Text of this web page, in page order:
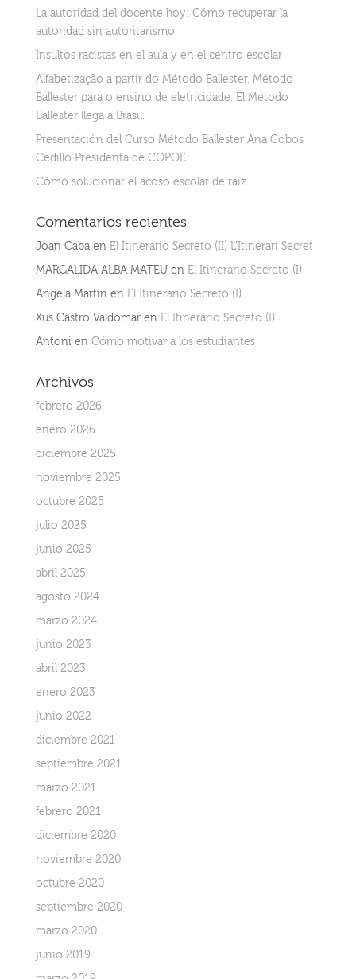
La autoridad del docente hoy: Cómo recuperar la
autoridad sin autoritarismo
Insultos racistas en el aula y en el centro escolar
Alfabetização a partir do Método Ballester. Método
Ballester para o ensino de eletricidade. El Método
Ballester llega a Brasil.
Presentación del Curso Método Ballester Ana Cobos
Cedillo Presidenta de COPOE
Cómo solucionar el acoso escolar de raíz
Comentarios recientes
Joan Cabaen El Itinerario Secreto (II) L’Itinerari Secret
MARGALIDA ALBA MATEU en El Itinerario Secreto (I)
Angela Martínen El Itinerario Secreto (I)
Xus Castro Valdomaren El Itinerario Secreto (I)
Antoni en Cómo motivar a los estudiantes
Archivos
febrero 2026
enero 2026
diciembre 2025
noviembre 2025
octubre 2025
julio 2025
junio 2025
abril 2025
agosto 2024
marzo 2024
junio 2023
abril 2023
enero 2023
junio 2022
diciembre 2021
septiembre 2021
marzo 2021
febrero 2021
diciembre 2020
noviembre 2020
octubre 2020
septiembre 2020
marzo 2020
junio 2019